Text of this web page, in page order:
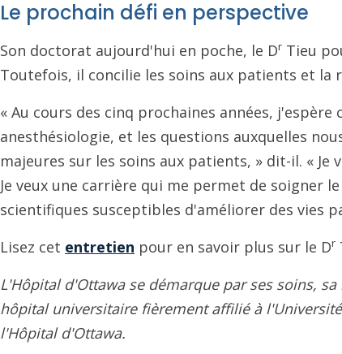
Le prochain défi en perspective
Son doctorat aujourd'hui en poche, le Dr Tieu
Toutefois, il concilie les soins aux patients et la
« Au cours des cinq prochaines années, j'espère
anesthésiologie, et les questions auxquelles
majeures sur les soins aux patients, » dit-il. «
Je veux une carrière qui me permet de soigner
scientifiques susceptibles d'améliorer des vies
Lisez cet entretien pour en savoir plus sur le Dr
L'Hôpital d'Ottawa se démarque par ses soins,
hôpital universitaire fièrement affilié à
l'Hôpital d'Ottawa.